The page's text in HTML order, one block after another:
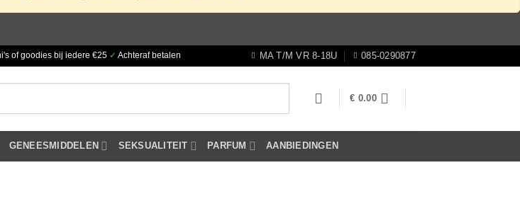
of goodies bij iedere €25 ✓ Achteraf betalen MA T/M VR 8-18U 085-0290877
€ 0.00
GENEESMIDDELEN SEKSUALITEIT PARFUM AANBIEDINGEN